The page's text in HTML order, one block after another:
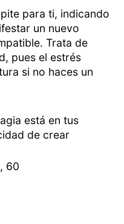
para ti, indicando
un nuevo
Trata de
pues el estrés
si no haces un
está en tus
de crear
60